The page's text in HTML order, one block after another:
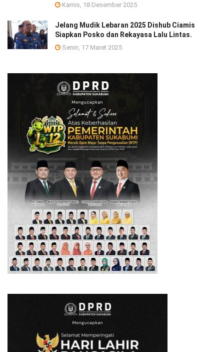
Kamis, 18 Desember 2025
Jelang Mudik Lebaran 2025 Dishub Ciamis
Siapkan Posko dan Rekayasa Lalu Lintas.
Senin, 17 Maret 2025